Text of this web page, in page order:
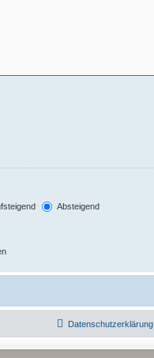
Absteigend
Datenschutzerklärung